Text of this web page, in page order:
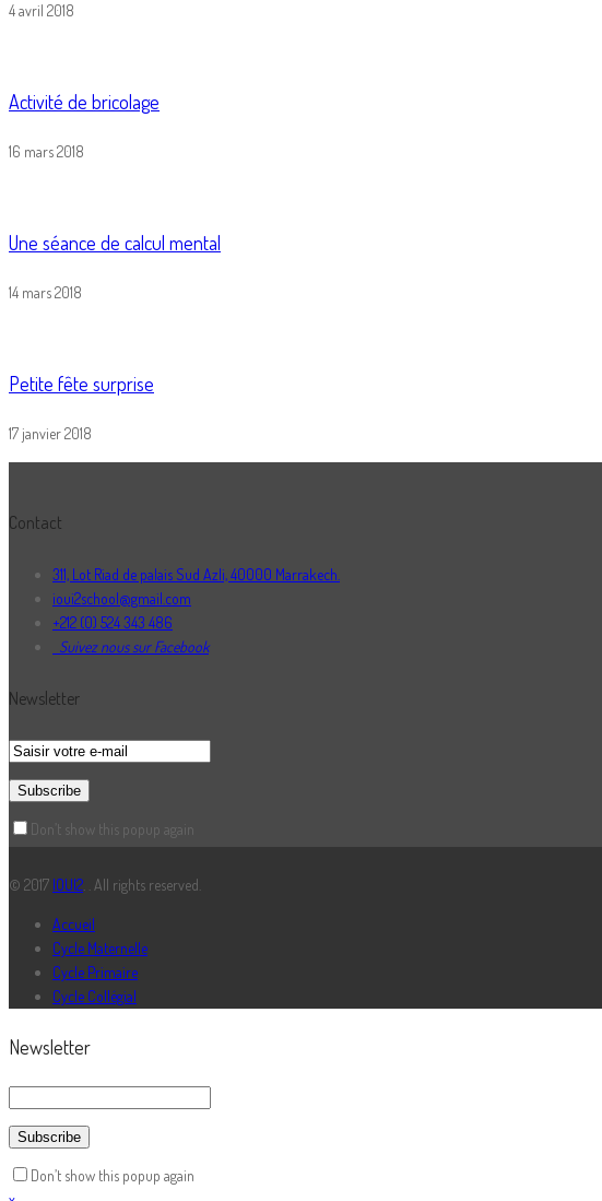
4 avril 2018
Activité de bricolage
16 mars 2018
Une séance de calcul mental
14 mars 2018
Petite fête surprise
17 janvier 2018
Contact
311, Lot Riad de palais Sud Azli, 40000 Marrakech.
ioui2school@gmail.com
+212 (0) 524 343 486
Suivez nous sur Facebook
Newsletter
Don’t show this popup again
© 2017 IOUI2 . . All rights reserved.
Accueil
Cycle Maternelle
Cycle Primaire
Cycle Collégial
Newsletter
Don’t show this popup again